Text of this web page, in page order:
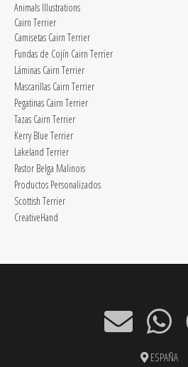
Animals Illustrations
Cairn Terrier
Camisetas Cairn Terrier
Fundas de Cojín Cairn Terrier
Láminas Cairn Terrier
Mascarillas Cairn Terrier
Pegatinas Cairn Terrier
Tazas Cairn Terrier
Kerry Blue Terrier
Lakeland Terrier
Pastor Belga Malinois
Productos Personalizados
Scottish Terrier
CreativeHand
ESPAÑA